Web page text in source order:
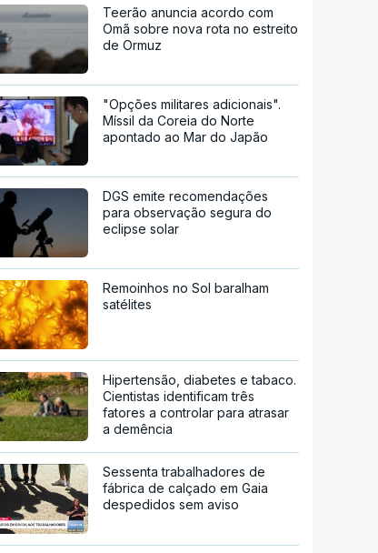
Teerão anuncia acordo com
Omã sobre nova rota no estreito
de Ormuz
"Opções militares adicionais".
Míssil da Coreia do Norte
apontado ao Mar do Japão
DGS emite recomendações
para observação segura do
eclipse solar
Remoinhos no Sol baralham
satélites
Hipertensão, diabetes e tabaco.
Cientistas identificam três
fatores a controlar para atrasar
a demência
Sessenta trabalhadores de
fábrica de calçado em Gaia
despedidos sem aviso